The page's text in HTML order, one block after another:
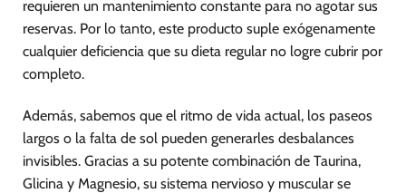
requieren un mantenimiento constante para no agotar sus
reservas. Por lo tanto, este producto suple exógenamente
cualquier deficiencia que su dieta regular no logre cubrir por
completo.
Además, sabemos que el ritmo de vida actual, los paseos
largos o la falta de sol pueden generarles desbalances
invisibles. Gracias a su potente combinación de Taurina,
Glicina y Magnesio, su sistema nervioso y muscular se